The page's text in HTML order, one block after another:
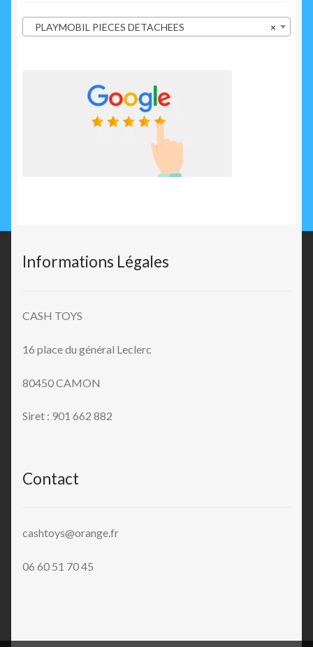
×
PLAYMOBIL PIECES DETACHEES
Informations Légales
CASH TOYS
16 place du général Leclerc
80450 CAMON
Siret : 901 662 882
Contact
cashtoys@orange.fr
06 60 51 70 45